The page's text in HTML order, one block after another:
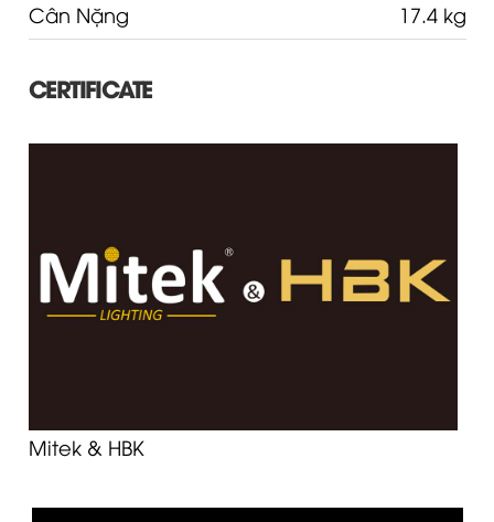
Cân Nặng
17.4 kg
CERTIFICATE
Mitek & HBK